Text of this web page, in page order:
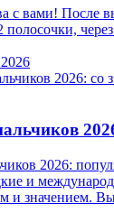
с вами! После
полосочки,
2026:
и
и значением.